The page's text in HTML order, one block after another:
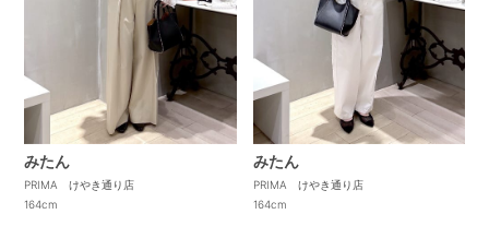
みたん
PRIMA けやき通り店
164cm
みたん
PRIMA けやき通り店
164cm